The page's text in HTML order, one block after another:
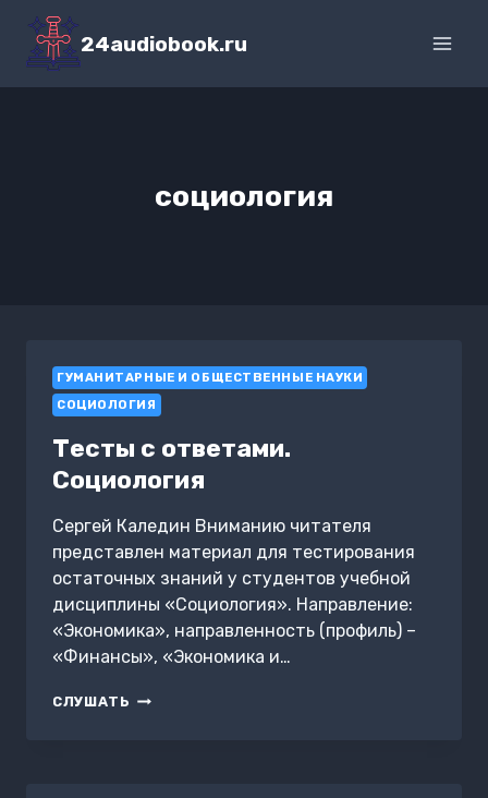
Перейти
содержимому
24audiobook.ru
социология
ГУМАНИТАРНЫЕ И ОБЩЕСТВЕННЫЕ НАУКИ
СОЦИОЛОГИЯ
Тесты с ответами.
Социология
Сергей Каледин Вниманию читателя
представлен материал для тестирования
остаточных знаний у студентов учебной
дисциплины «Социология». Направление:
«Экономика», направленность (профиль) –
«Финансы», «Экономика и…
СЛУШАТЬ ТЕСТЫ